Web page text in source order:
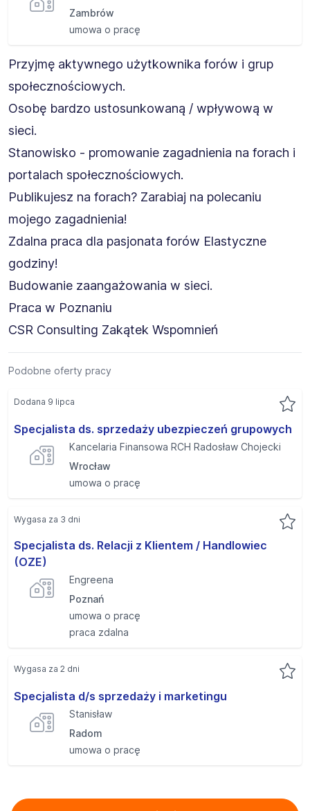
Zambrów
umowa o pracę
Przyjmę aktywnego użytkownika forów i grup
społecznościowych.
Osobę bardzo ustosunkowaną / wpływową w
sieci.
Stanowisko - promowanie zagadnienia na forach i
portalach społecznościowych.
Publikujesz na forach? Zarabiaj na polecaniu
mojego zagadnienia!
Zdalna praca dla pasjonata forów Elastyczne
godziny!
Budowanie zaangażowania w sieci.
Praca w Poznaniu
CSR Consulting Zakątek Wspomnień
Podobne oferty pracy
Specjalista ds. sprzedaży ubezpieczeń grupowych
Kancelaria Finansowa RCH Radosław Chojecki
Wrocław
umowa o pracę
Dodana 9 lipca
Specjalista ds. Relacji z Klientem / Handlowiec
(OZE)
Engreena
Poznań
umowa o pracę
praca zdalna
Wygasa za 3 dni
Specjalista d/s sprzedaży i marketingu
Stanisław
Radom
umowa o pracę
Wygasa za 2 dni